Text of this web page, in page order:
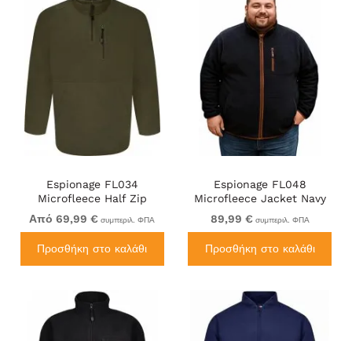
Espionage FL034
Microfleece Half Zip
Jacket Light Olive
Από 69,99 € συμπεριλ. ΦΠΑ
Προσθήκη στο καλάθι
Espionage FL048
Microfleece Jacket Navy
89,99 € συμπεριλ. ΦΠΑ
Προσθήκη στο καλάθι